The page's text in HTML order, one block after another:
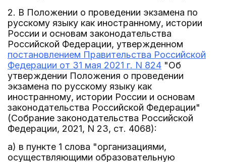
2. В Положении о проведении экзамена по
русскому языку как иностранному, истории
России и основам законодательства
Российской Федерации, утвержденном
постановлением Правительства Российской
Федерации от 31 мая 2021 г. N 824 "Об
утверждении Положения о проведении
экзамена по русскому языку как
иностранному, истории России и основам
законодательства Российской Федерации"
(Собрание законодательства Российской
Федерации, 2021, N 23, ст. 4068):
а) в пункте 1 слова "организациями,
осуществляющими образовательную